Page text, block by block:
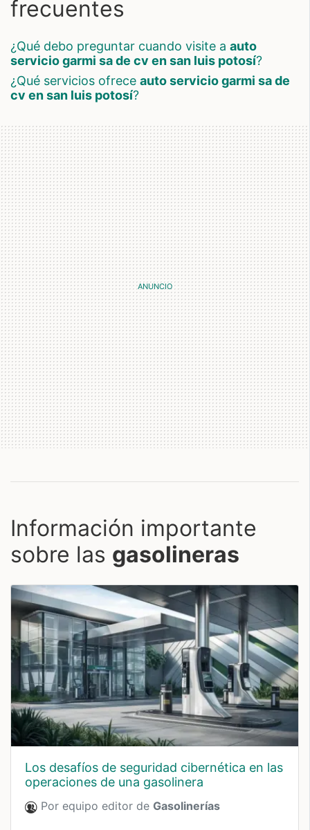
frecuentes
¿qué debo preguntar cuando visite a auto
servicio garmi sa de cv en san luis potosí?
¿qué servicios ofrece auto servicio garmi sa de
cv en san luis potosí?
Información importante
sobre las gasolineras
los desafíos de seguridad cibernética en las
operaciones de una gasolinera
Por equipo editor de Gasolinerías